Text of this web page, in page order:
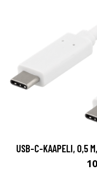
USB-C-KAAPELI, 0,5